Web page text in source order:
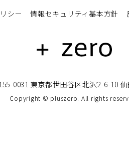
シー 情報セキュリティ基本方針
0031 東京都世田谷区北沢2-6-10
Copyright © pluszero. All rights